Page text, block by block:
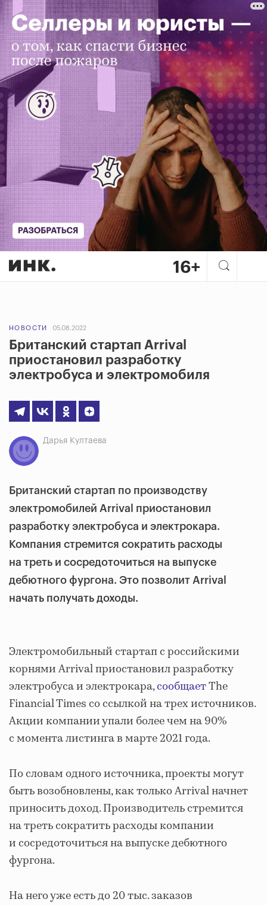
НОВОСТИ 05.08.2022
Британский стартап Arrival
приостановил разработку
электробуса и электромобиля
Дарья Култаева
Британский стартап по производству
электромобилей Arrival приостановил
разработку электробуса и электрокара.
Компания стремится сократить расходы
на треть и сосредоточиться на выпуске
дебютного фургона. Это позволит Arrival
начать получать доходы.
Электромобильный стартап с российскими
корнями Arrival приостановил разработку
электробуса и электрокара,сообщаетThe
Financial Times со ссылкой на трех источников.
Акции компании упали более чем на 90%
с момента листинга в марте 2021 года.
По словам одного источника, проекты могут
быть возобновлены, как только Arrival начнет
приносить доход. Производитель стремится
на треть сократить расходы компании
и сосредоточиться на выпуске дебютного
фургона.
На него уже есть до 20 тыс. заказов